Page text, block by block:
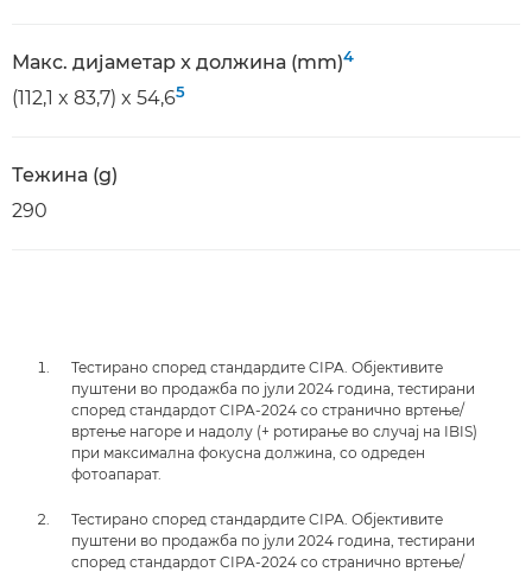
Макс. дијаметар x должина (mm)4
(112,1 x 83,7) x 54,65
Тежина (g)
290
Тестирано според стандардите CIPA. Објективите
пуштени во продажба по јули 2024 година, тестирани
според стандардот CIPA-2024 со странично вртење/
вртење нагоре и надолу (+ ротирање во случај на IBIS)
при максимална фокусна должина, со одреден
фотоапарат.
Тестирано според стандардите CIPA. Објективите
пуштени во продажба по јули 2024 година, тестирани
според стандардот CIPA-2024 со странично вртење/